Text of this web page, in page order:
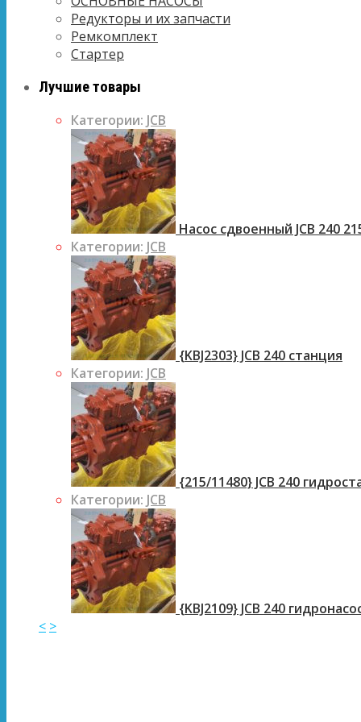
Редукторы и их запчасти
Ремкомплект
Стартер
Лучшие товары
Категории: JCB
Насос сдвоенный JCB 240
Категории: JCB
{KBJ2303} JCB 240 станция
Категории: JCB
{215/11480} JCB 240
Категории: JCB
{KBJ2109} JCB 240
< >